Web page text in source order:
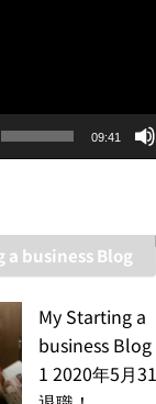
09:41
a business Blog
My Starting a
business Blog
1 2020年5月